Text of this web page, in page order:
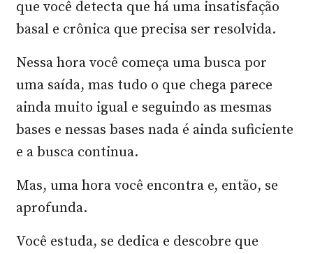
que você detecta que há uma insatisfação
basal e crônica que precisa ser resolvida.
Nessa hora você começa uma busca por
uma saída, mas tudo o que chega parece
ainda muito igual e seguindo as mesmas
bases e nessas bases nada é ainda suficiente
e a busca continua.
Mas, uma hora você encontra e, então, se
aprofunda.
Você estuda, se dedica e descobre que